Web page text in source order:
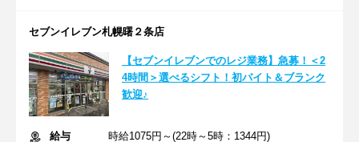
セブンイレブン札幌曙２条店
【セブンイレブンでのレジ業務】急募！＜2
4時間＞選べるシフト！初バイト＆ブランク
歓迎♪
給与
時給1075円～(22時～5時：1344円)